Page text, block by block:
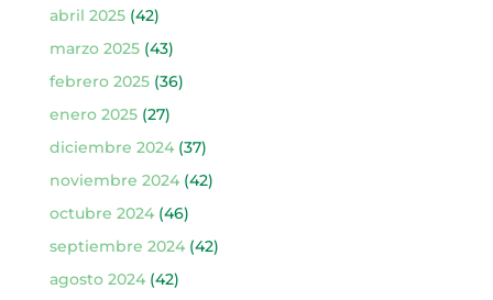
abril 2025(42)
marzo 2025(43)
febrero 2025(36)
enero 2025(27)
diciembre 2024(37)
noviembre 2024(42)
octubre 2024(46)
septiembre 2024(42)
agosto 2024(42)